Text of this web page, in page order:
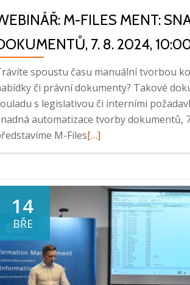
M-FILES MENT:
7. 8. 2024,
spoustu času manuální tvorbou
či právní dokumenty? Takové
s legislativou či interními
automatizace tvorby dokumentů,
M-FilesRead
Files
Ment:
Snadná
automatizace
tvorby
[…]
14
BŘE